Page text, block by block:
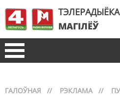
МАГІЛЁЎ
ГАЛОЎНАЯ // РЭКЛАМА//